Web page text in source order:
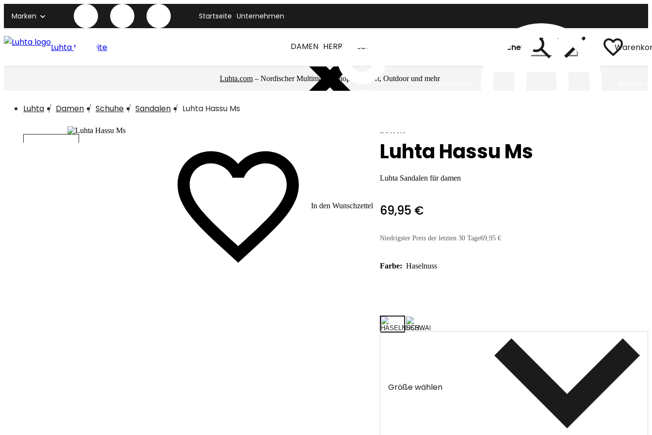
Marken Startseite Unternehmen
Anmelden
Luhta titelseite DAMEN HERREN LUHTA Suchen
Luhta.com – Nordischer Multimarkenshop für Sport, Outdoor und mehr
Luhta Damen Schuhe Sandalen Luhta Hassu Ms
In den Wunschzettel
LUHTA
Luhta Hassu Ms
Luhta Sandalen für damen
69,95 €
Niedrigster Preis der letzten 30 Tage69,95 €
Farbe: Haselnuss
Größe wählen